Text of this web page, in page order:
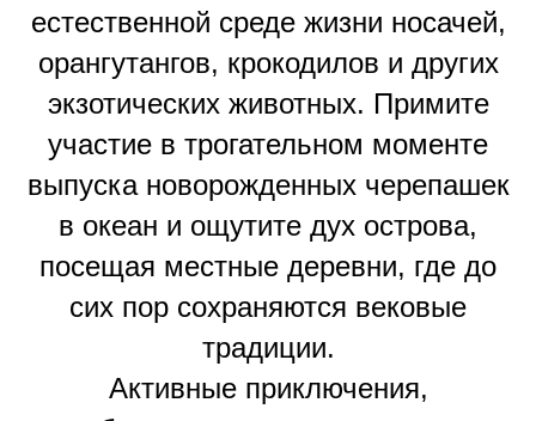
естественной среде жизни носачей,
орангутангов, крокодилов и других
экзотических животных. Примите
участие в трогательном моменте
выпуска новорожденных черепашек
в океан и ощутите дух острова,
посещая местные деревни, где до
сих пор сохраняются вековые
традиции.
Активные приключения,